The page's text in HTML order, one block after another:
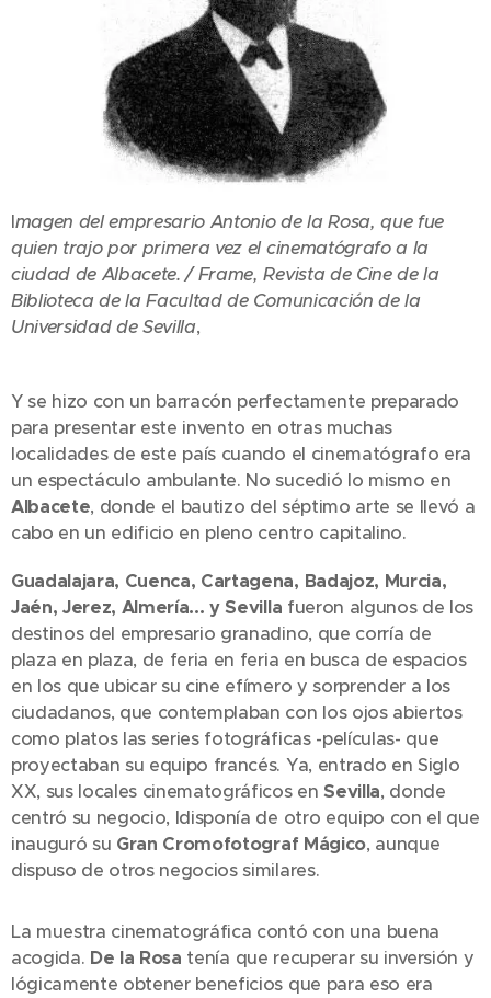
Imagen del empresario Antonio de la Rosa, que fue
quien trajo por primera vez el cinematógrafo a la
ciudad de Albacete. / Frame, Revista de Cine de la
Biblioteca de la Facultad de Comunicación de la
Universidad de Sevilla,
Y se hizo con un barracón perfectamente preparado
para presentar este invento en otras muchas
localidades de este país cuando el cinematógrafo era
un espectáculo ambulante. No sucedió lo mismo en
Albacete, donde el bautizo del séptimo arte se llevó a
cabo en un edificio en pleno centro capitalino.
Guadalajara, Cuenca, Cartagena, Badajoz, Murcia,
Jaén, Jerez, Almería... y Sevilla fueron algunos de los
destinos del empresario granadino, que corría de
plaza en plaza, de feria en feria en busca de espacios
en los que ubicar su cine efímero y sorprender a los
ciudadanos, que contemplaban con los ojos abiertos
como platos las series fotográficas -películas- que
proyectaban su equipo francés. Ya, entrado en Siglo
XX, sus locales cinematográficos en Sevilla, donde
centró su negocio, ldisponía de otro equipo con el que
inauguró su Gran Cromofotograf Mágico, aunque
dispuso de otros negocios similares.
La muestra cinematográfica contó con una buena
acogida. De la Rosa tenía que recuperar su inversión y
lógicamente obtener beneficios que para eso era